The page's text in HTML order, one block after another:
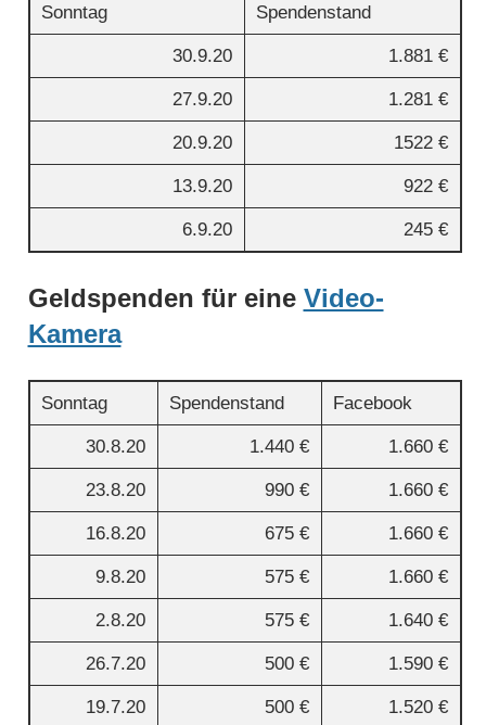
Sonntag Spendenstand
30.9.20 1.881 €
27.9.20 1.281 €
20.9.20 1522 €
13.9.20 922 €
6.9.20 245 €
Geldspenden für eine Video-
Kamera
Sonntag Spendenstand Facebook
30.8.20 1.440 € 1.660 €
23.8.20 990 € 1.660 €
16.8.20 675 € 1.660 €
9.8.20 575 € 1.660 €
2.8.20 575 € 1.640 €
26.7.20 500 € 1.590 €
19.7.20 500 € 1.520 €